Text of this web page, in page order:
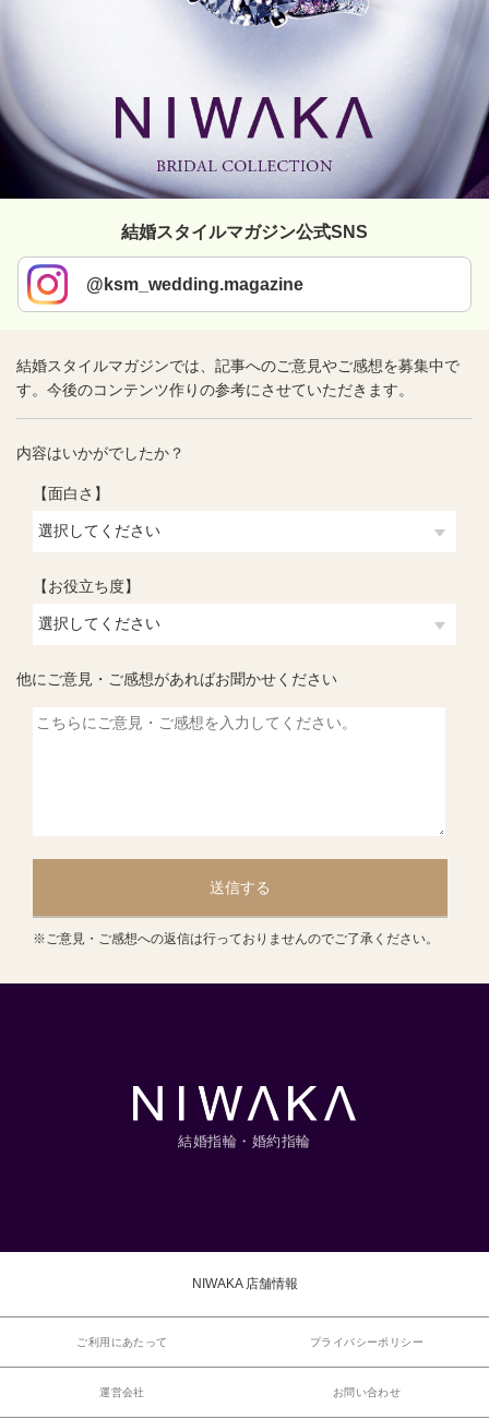
結婚スタイルマガジン公式SNS
@ksm_wedding.magazine
結婚スタイルマガジンでは、記事へのご意見やご感想を募集中で
す。今後のコンテンツ作りの参考にさせていただきます。
内容はいかがでしたか？
【面白さ】
【お役立ち度】
他にご意見・ご感想があればお聞かせください
送信する
※ご意見・ご感想への返信は行っておりませんのでご了承ください。
結婚指輪・婚約指輪
NIWAKA 店舗情報
ご利用にあたって プライバシーポリシー
運営会社 お問い合わせ